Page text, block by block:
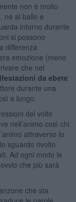
non è molto
né al ballo e
intorno durante
si possono
differenza
emozione (meno
che nel
da ebete
durante una
a lungo.
del volto
nell’animo così chi
attraverso lo
sguardo rivolto
Ad ogni modo le
che più sarà
che sta